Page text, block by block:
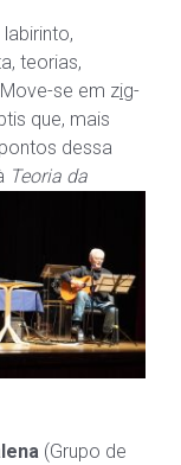
teorias,
se em zig-
que, mais
dessa
Teoria da
(Grupo de